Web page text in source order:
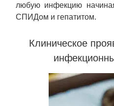
любую инфекцию
СПИДом и гепатитом.
Клиническое